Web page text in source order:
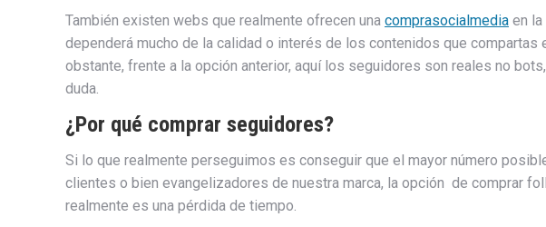
También existen webs que realmente ofrecen una comprasocialmedia en
dependerá mucho de la calidad o interés de los contenidos que compartas
obstante, frente a la opción anterior, aquí los seguidores son reales no
duda.
¿Por qué comprar seguidores?
Si lo que realmente perseguimos es conseguir que el mayor número
clientes o bien evangelizadores de nuestra marca, la opción de comprar
realmente es una pérdida de tiempo.